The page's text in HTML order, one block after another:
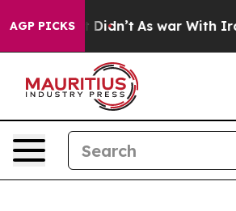
AGP PICKS
it Didn’t As war With Iran